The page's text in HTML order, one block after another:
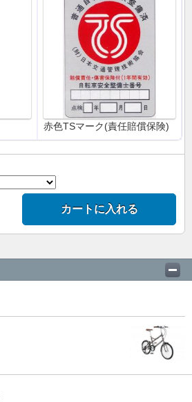
赤色TSマーク(責任賠償保険)
カートに入れる